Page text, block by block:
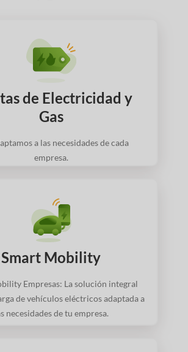
de Electricidad y
Gas
a las necesidades de cada
empresa.
Smart Mobility
Empresas: La solución integral
de vehículos eléctricos adaptada a
necesidades de tu empresa.